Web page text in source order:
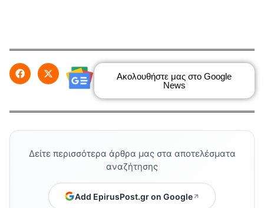
Ακολουθήστε μας στο Google
News
Δείτε περισσότερα άρθρα μας στα αποτελέσματα
αναζήτησης
Add EpirusPost.gr on Google